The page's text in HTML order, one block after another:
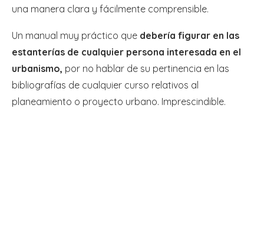
una manera clara y fácilmente comprensible.
Un manual muy práctico que debería figurar en las
estanterías de cualquier persona interesada en el
urbanismo, por no hablar de su pertinencia en las
bibliografías de cualquier curso relativos al
planeamiento o proyecto urbano. Imprescindible.